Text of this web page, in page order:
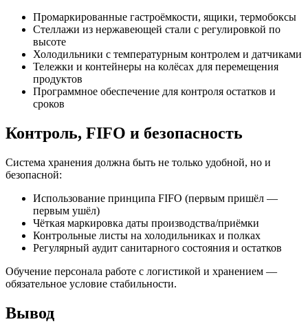
Промаркированные гастроёмкости, ящики, термобоксы
Стеллажи из нержавеющей стали с регулировкой по
высоте
Холодильники с температурным контролем и датчиками
Тележки и контейнеры на колёсах для перемещения
продуктов
Программное обеспечение для контроля остатков и
сроков
Контроль, FIFO и безопасность
Система хранения должна быть не только удобной, но и
безопасной:
Использование принципа FIFO (первым пришёл —
первым ушёл)
Чёткая маркировка даты производства/приёмки
Контрольные листы на холодильниках и полках
Регулярный аудит санитарного состояния и остатков
Обучение персонала работе с логистикой и хранением —
обязательное условие стабильности.
Вывод